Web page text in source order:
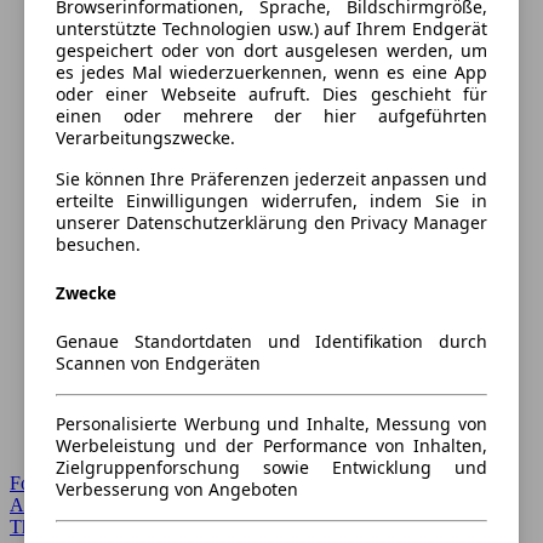
Forum Startseite
Alle Auto-Foren
Themen-Forum
Browserinformationen, Sprache, Bildschirmgröße,
unterstützte Technologien usw.) auf Ihrem Endgerät
gespeichert oder von dort ausgelesen werden, um
es jedes Mal wiederzuerkennen, wenn es eine App
oder einer Webseite aufruft. Dies geschieht für
einen oder mehrere der hier aufgeführten
Verarbeitungszwecke.
Sie können Ihre Präferenzen jederzeit anpassen und
erteilte Einwilligungen widerrufen, indem Sie in
unserer Datenschutzerklärung den Privacy Manager
besuchen.
Zwecke
Genaue Standortdaten und Identifikation durch
Scannen von Endgeräten
Personalisierte Werbung und Inhalte, Messung von
Werbeleistung und der Performance von Inhalten,
Zielgruppenforschung sowie Entwicklung und
Verbesserung von Angeboten